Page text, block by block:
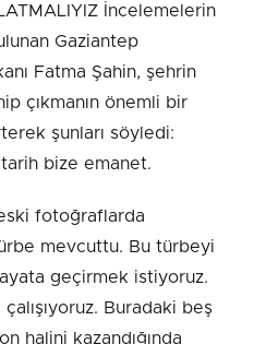
İncelemelerin
Gaziantep
Fatma Şahin, şehrin
çıkmanın önemli bir
şunları söyledi:
tarih bize emanet.
eski fotoğraflarda
mevcuttu. Bu türbeyi
geçirmek istiyoruz.
Buradaki beş
halini kazandığında